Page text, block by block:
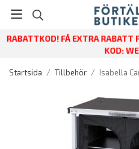
RABATTKOD! FÅ EXTRA RABATT
KOD:
Startsida / Tillbehör / Isabella